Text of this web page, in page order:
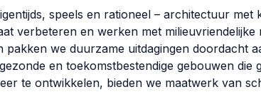
speels en rationeel – architectuur
verbeteren en werken met milieuvriendelijke
pakken we duurzame uitdagingen doordacht
en toekomstbestendige gebouwen die
te ontwikkelen, bieden we maatwerk van